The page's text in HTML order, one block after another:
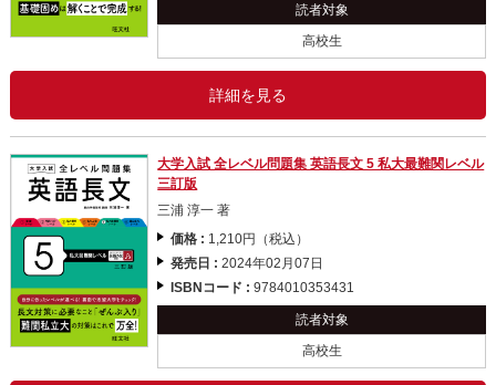
読者対象
高校生
詳細を見る
大学入試 全レベル問題集 英語長文 5 私大最難関レベル
三訂版
三浦 淳一 著
価格 : 1,210円（税込）
発売日 :2024年02月07日
ISBNコード :9784010353431
読者対象
高校生